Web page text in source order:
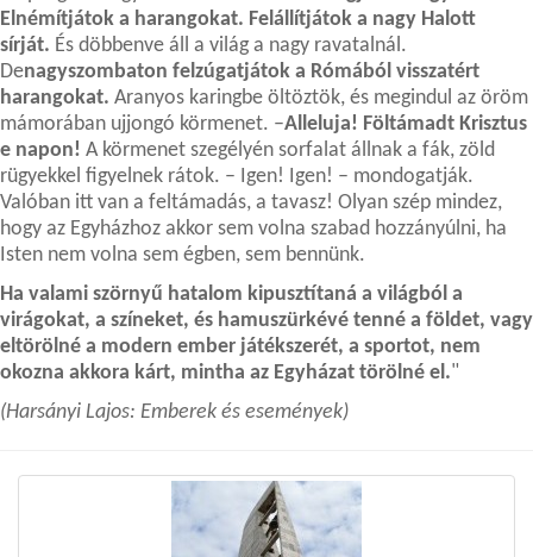
Elnémítjátok a harangokat. Felállítjátok a nagy Halott
sírját. És döbbenve áll a világ a nagy ravatalnál.
Denagyszombaton felzúgatjátok a Rómából visszatért
harangokat. Aranyos karingbe öltöztök, és megindul az öröm
mámorában ujjongó körmenet. –Alleluja! Föltámadt Krisztus
e napon! A körmenet szegélyén sorfalat állnak a fák, zöld
rügyekkel figyelnek rátok. – Igen! Igen! – mondogatják.
Valóban itt van a feltámadás, a tavasz! Olyan szép mindez,
hogy az Egyházhoz akkor sem volna szabad hozzányúlni, ha
Isten nem volna sem égben, sem bennünk.
Ha valami szörnyű hatalom kipusztítaná a világból a
virágokat, a színeket, és hamuszürkévé tenné a földet, vagy
eltörölné a modern ember játékszerét, a sportot, nem
okozna akkora kárt, mintha az Egyházat törölné el."
(Harsányi Lajos: Emberek és események)